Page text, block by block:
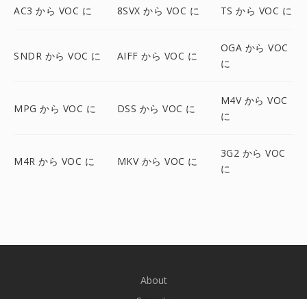
AC3 から VOC に 8SVX から VOC に TS から VOC に
SNDR から VOC に AIFF から VOC に
OGA から VOC
に
MPG から VOC に DSS から VOC に
M4V から VOC
に
M4R から VOC に MKV から VOC に
3G2 から VOC
に
About